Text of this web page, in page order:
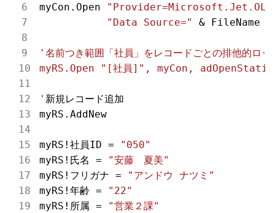
myCon.Open
"Data Source="
& FileName
'名前つき範囲「社員」をレコードごとの排他的ロッ
myRS.Open "[社員]", myCon,
' 新規レコード追加
myRS.AddNew
myRS!社員ID =
"050"
myRS!氏名 =
"安藤　夏美"
myRS!フリガナ =
"アンドウ ナツミ"
myRS!年齢 =
"22"
myRS!所属 =
"営業２課"